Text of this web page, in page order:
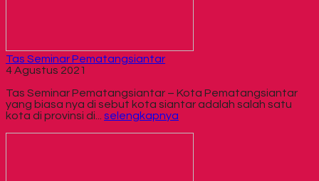
Tas Seminar Pematangsiantar
4 Agustus 2021
Tas Seminar Pematangsiantar – Kota Pematangsiantar
yang biasa nya di sebut kota siantar adalah salah satu
kota di provinsi di... selengkapnya